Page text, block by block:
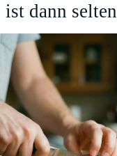
ist dann